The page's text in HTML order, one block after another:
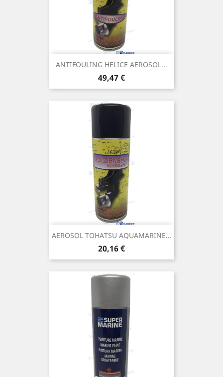
ANTIFOULING HELICE AEROSOL...
Prix
49,47 €
AEROSOL TOHATSU AQUAMARINE...
Prix
20,16 €